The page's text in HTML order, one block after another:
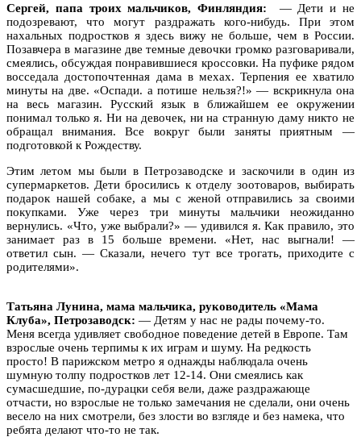
Сергей, папа троих мальчиков, Финляндия: — Дети и не
подозревают, что могут раздражать кого-нибудь. При этом
нахальных подростков я здесь вижу не больше, чем в России.
Позавчера в магазине две темные девочки громко разговаривали,
смеялись, обсуждая понравившиеся кроссовки. На пуфике рядом
восседала достопочтенная дама в мехах. Терпения ее хватило
минуты на две. «Оспади. а потише нельзя?!» — вскрикнула она
на весь магазин. Русский язык в ближайшем ее окружении
понимал только я. Ни на девочек, ни на странную даму никто не
обращал внимания. Все вокруг были заняты приятным —
подготовкой к Рождеству.
Этим летом мы были в Петрозаводске и заскочили в один из
супермаркетов. Дети бросились к отделу зоотоваров, выбирать
подарок нашей собаке, а мы с женой отправились за своими
покупками. Уже через три минуты мальчики неожиданно
вернулись. «Что, уже выбрали?» — удивился я. Как правило, это
занимает раз в 15 больше времени. «Нет, нас выгнали! —
ответил сын. — Сказали, нечего тут все трогать, приходите с
родителями».
Татьяна Лунина, мама мальчика, руководитель «Мама
Клуба», Петрозаводск: — Детям у нас не рады почему-то.
Меня всегда удивляет свободное поведение детей в Европе. Там
взрослые очень терпимы к их играм и шуму. На редкость
просто! В парижском метро я однажды наблюдала очень
шумную толпу подростков лет 12-14. Они смеялись как
сумасшедшие, по-дурацки себя вели, даже раздражающе
отчасти, но взрослые не только замечания не сделали, они очень
весело на них смотрели, без злости во взгляде и без намека, что
ребята делают что-то не так.